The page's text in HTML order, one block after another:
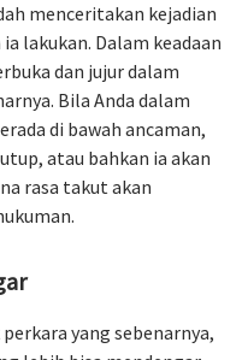
menceritakan kejadian
lakukan. Dalam keadaan
dan jujur dalam
Bila Anda dalam
di bawah ancaman,
atau bahkan ia akan
rasa takut akan
yang sebenarnya,